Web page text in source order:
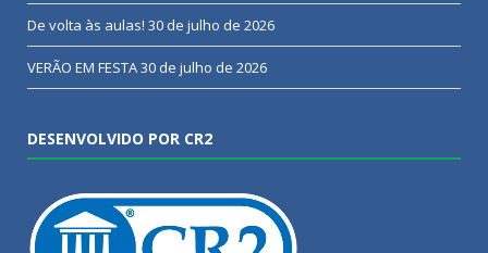
De volta às aulas! 30 de julho de 2026
VERÃO EM FESTA30 de julho de 2026
DESENVOLVIDO POR CR2